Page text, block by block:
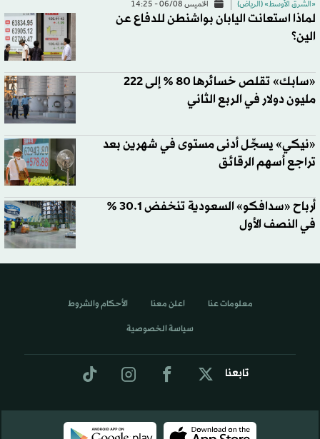
«الشرق الأوسط» (الرياض) الخميس 06/08 - 14:25
لماذا استعانت اليابان بواشنطن للدفاع عن
الين؟
«سابك» تقلص خسائرها 80 % إلى 222
مليون دولار في الربع الثاني
«نيكي» يسجِّل أدنى مستوى في شهرين بعد
تراجع أسهم الرقائق
أرباح «سدافكو» السعودية تنخفض 30.1 %
في النصف الأول
تابعنا
معلومات عنا اعلن معنا الأحكام والشروط
سياسة الخصوصية